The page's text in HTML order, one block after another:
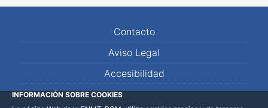
Contacto
Aviso Legal
Accesibilidad
Mapa Web
INFORMACIÓN SOBRE COOKIES